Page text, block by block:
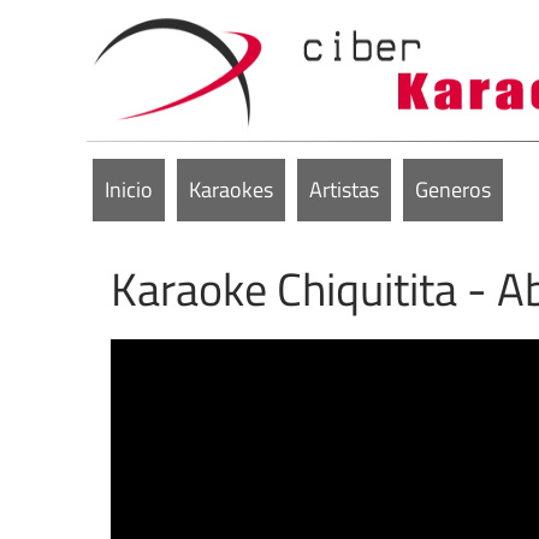
Inicio Karaokes Artistas Generos
Karaoke Chiquitita -